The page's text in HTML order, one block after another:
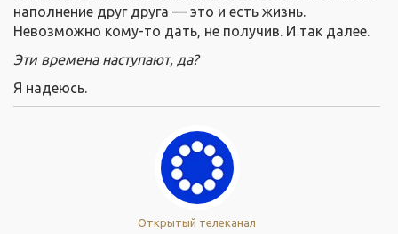
наполнение друг друга — это и есть жизнь.
Невозможно кому-то дать, не получив. И так далее.
Эти времена наступают, да?
Я надеюсь.
Открытый телеканал